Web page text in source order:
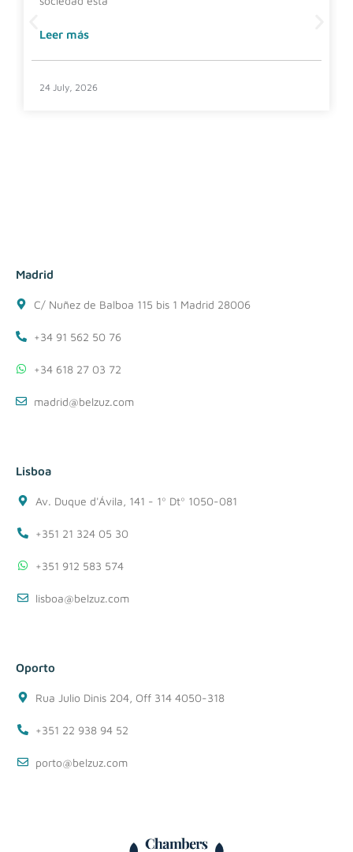
Leer más
24 July, 2026
Madrid
C/ Nuñez de Balboa 115 bis 1 Madrid 28006
+34 91 562 50 76
+34 618 27 03 72
madrid@belzuz.com
Lisboa
Av. Duque d'Ávila, 141 - 1º Dtº 1050-081
+351 21 324 05 30
+351 912 583 574
lisboa@belzuz.com
Oporto
Rua Julio Dinis 204, Off 314 4050-318
+351 22 938 94 52
porto@belzuz.com